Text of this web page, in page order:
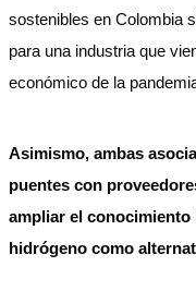
sostenibles en Colombia
para una industria que
económico de la
Asimismo, ambas
puentes con
ampliar el conocimiento
hidrógeno como